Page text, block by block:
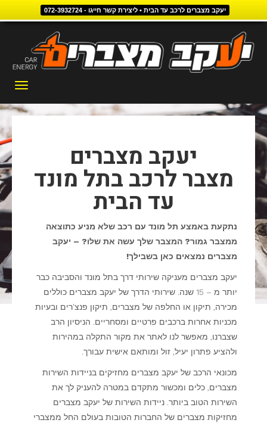
יעקב מצברים לרכב עד הבית • ליצירת קשר חייגו - 072-3932724
יעקב מצברים
מצבר לרכב בתל מונד
עד הבית
נתקעת באמצע תל מונד עם רכב שלא מניע כתוצאה
ממצבר גמור? המצבר שלך עשה את שלו? – יעקב
מצברים נמצאים כאן בשבילך!
יעקב מצברים מעניקה שירותי דרך בתל מונד והסביבה כבר
יותר מ – 15 שנה. שירותי הדרך של יעקב מצברים כוללים
מכירה, תיקון או החלפה של מצברים, תיקון פנצ'רים ובעיות
מכניות אחרות ברכבים פרטיים ומסחריים. הניסיון הרב
שצברנו, מאפשר לנו לאתר את מקור התקלה במהירות
ולהציע פתרון יעיל, זול ומותאם אישית עבורך.
מכונאי הרכב של יעקב מצברים מחזיקים בניידות השירות
מצברים, כלים ומכשור מתקדם במטרה להעניק לך את
השירות הטוב ביותר. ניידות השירות של יעקב מצברים
מחזיקות מצברים של החברות הטובות בעולם החל ממצברי